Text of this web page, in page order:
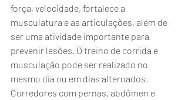
força, velocidade, fortalece a
musculatura e as articulações, além de
ser uma atividade importante para
prevenir lesões. O treino de corrida e
musculação pode ser realizado no
mesmo dia ou em dias alternados.
Corredores com pernas, abdômen e